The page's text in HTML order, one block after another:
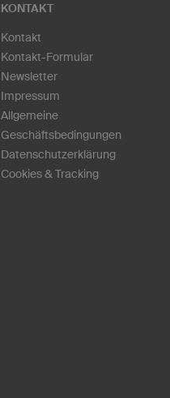
KONTAKT
Kontakt
Kontakt-Formular
Newsletter
Impressum
Allgemeine
Geschäftsbedingungen
Datenschutzerklärung
Cookies & Tracking